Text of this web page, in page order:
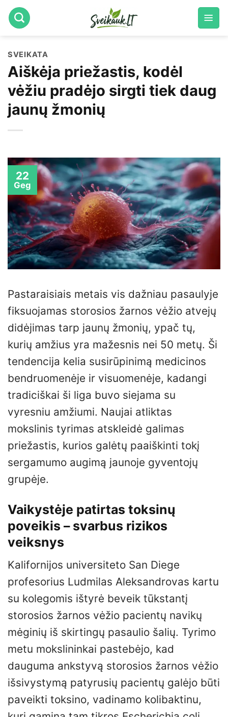
Skip
to
SVEIKATA
Aiškėja priežastis, kodėl
vėžiu pradėjo sirgti tiek daug
jaunų žmonių
22
Geg
Pastaraisiais metais vis dažniau pasaulyje
fiksuojamas storosios žarnos vėžio atvejų
didėjimas tarp jaunų žmonių, ypač tų,
kurių amžius yra mažesnis nei 50 metų. Ši
tendencija kelia susirūpinimą medicinos
bendruomenėje ir visuomenėje, kadangi
tradiciškai ši liga buvo siejama su
vyresniu amžiumi. Naujai atliktas
mokslinis tyrimas atskleidė galimas
priežastis, kurios galėtų paaiškinti tokį
sergamumo augimą jaunoje gyventojų
grupėje.
Vaikystėje patirtas toksinų
poveikis – svarbus rizikos
veiksnys
Kalifornijos universiteto San Diege
profesorius Ludmilas Aleksandrovas kartu
su kolegomis ištyrė beveik tūkstantį
storosios žarnos vėžio pacientų navikų
mėginių iš skirtingų pasaulio šalių. Tyrimo
metu mokslininkai pastebėjo, kad
dauguma ankstyvą storosios žarnos vėžio
išsivystymą patyrusių pacientų galėjo būti
paveikti toksino, vadinamo kolibaktinu,